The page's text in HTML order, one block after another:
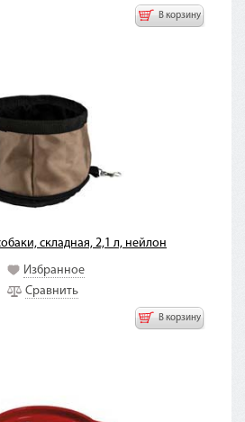
В корзину
складная, 2,1 л, нейлон
Избранное
Сравнить
В корзину